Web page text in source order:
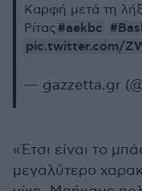
Καρφή μετά τη
Ρίτας #aekbc
pic.twitter.com/
— gazzetta.gr
«Έτσι είναι το
μεγαλύτερο